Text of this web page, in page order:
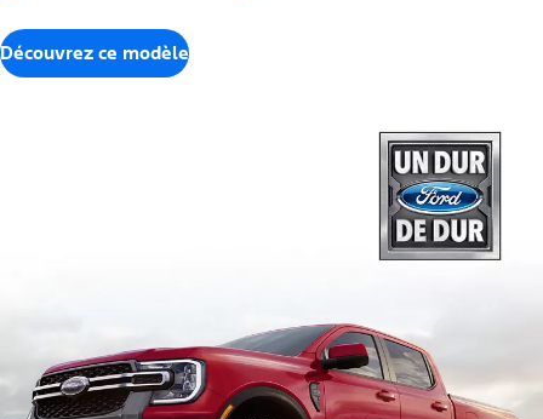
Découvrez ce modèle